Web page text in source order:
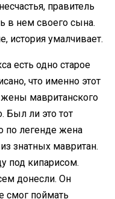
правитель
в нем своего сына.
история умалчивает.
есть одно старое
что именно этот
мавританского
Был ли это тот
по легенде жена
знатных мавритан.
под кипарисом.
донесли. Он
смог поймать